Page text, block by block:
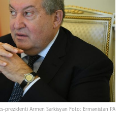
prezidenti Armen Sarkisyan Foto: Ermənistan PA